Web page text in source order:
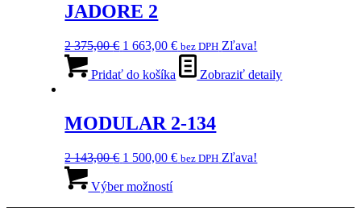
JADORE 2
2 375,00€ Pôvodná
bola:
1 663,00€Aktuálna
cena
je:
bez DPH Zľava!
Pridať do košíka Zobraziť detaily
MODULAR 2-134
2 143,00€ Pôvodná
bola:
1 500,00€Aktuálna
bez DPH Zľava!
Výber možnostíprodukt